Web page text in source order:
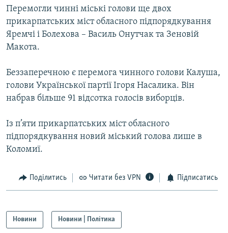
Усі сайти RFE/RL
Перемогли чинні міські голови ще двох
прикарпатських міст обласного підпорядкування
Яремчі і Болехова – Василь Онутчак та Зеновій
Макота.
Беззаперечною є перемога чинного голови Калуша,
голови Української партії Ігоря Насалика. Він
набрав більше 91 відсотка голосів виборців.
Із п’яти прикарпатських міст обласного
підпорядкування новий міський голова лише в
Коломиї.
Поділитись Читати без VPN Підписатись
Новини Новини | Політика